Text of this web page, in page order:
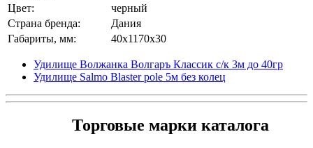
Цвет:
черный
Страна бренда:
Дания
Габариты, мм:
40x1170x30
Удилище Волжанка Волгаръ Классик с/к 3м до 40гр
Удилище Salmo Blaster pole 5м без колец
Торговые марки каталога